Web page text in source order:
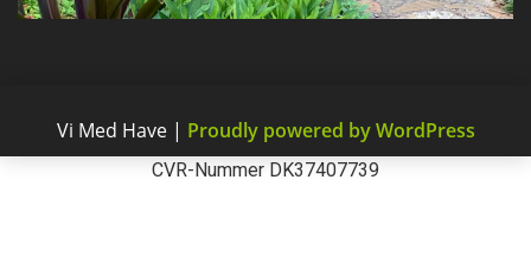
Vi Med Have | Proudly powered by WordPress
CVR-Nummer DK37407739